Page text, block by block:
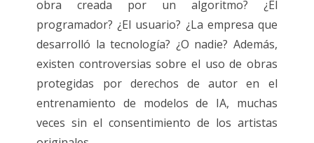
obra creada por un algoritmo? ¿El
programador? ¿El usuario? ¿La empresa que
desarrolló la tecnología? ¿O nadie? Además,
existen controversias sobre el uso de obras
protegidas por derechos de autor en el
entrenamiento de modelos de IA, muchas
veces sin el consentimiento de los artistas